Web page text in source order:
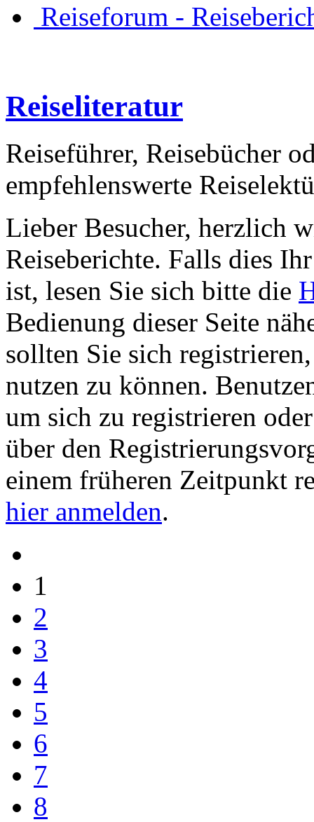
Reiseforum -
Reiseliteratur
Reiseführer, Reisebücher
empfehlenswerte
Lieber Besucher, herzlich
Reiseberichte. Falls dies
ist, lesen Sie sich bitte die
Bedienung dieser Seite
sollten Sie sich
nutzen zu können.
um sich zu registrieren
über den
einem früheren Zeitpunkt
hier anmelden.
1
2
3
4
5
6
7
8